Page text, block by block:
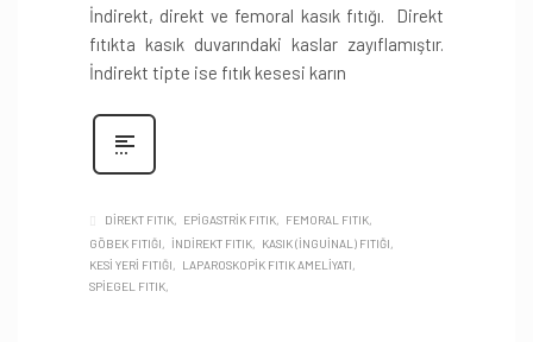
İndirekt, direkt ve femoral kasık fıtığı. Direkt
fıtıkta kasık duvarındaki kaslar zayıflamıştır.
İndirekt tipte ise fıtık kesesi karın
DIREKT FITIK EPIGASTRIK FITIK
FEMORAL FITIK
GÖBEK FITIĞI
INDIREKT FITIK
KASIK (INGUINAL) FITIĞI
KESI YERI FITIĞI
LAPAROSKOPIK FITIK AMELIYATI
SPIEGEL FITIK